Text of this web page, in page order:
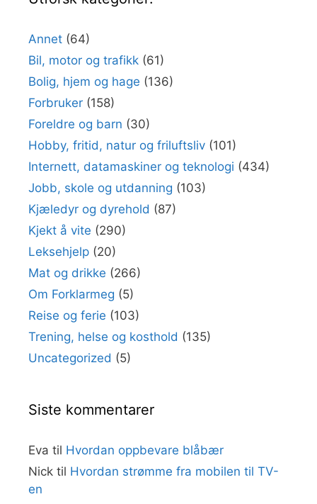
Annet (64)
Bil, motor og trafikk (61)
Bolig, hjem og hage (136)
Forbruker (158)
Foreldre og barn (30)
Hobby, fritid, natur og friluftsliv (101)
Internett, datamaskiner og teknologi (434)
Jobb, skole og utdanning (103)
Kjæledyr og dyrehold (87)
Kjekt å vite (290)
Leksehjelp (20)
Mat og drikke (266)
Om Forklarmeg (5)
Reise og ferie (103)
Trening, helse og kosthold (135)
Uncategorized (5)
Siste kommentarer
Eva til Hvordan oppbevare blåbær
Nick til Hvordan strømme fra mobilen til TV-
en